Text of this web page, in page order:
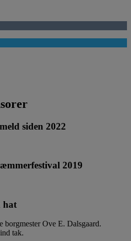
siden 2022
2019
hat
borgmester Ove E. Dalsgaard.
tak.